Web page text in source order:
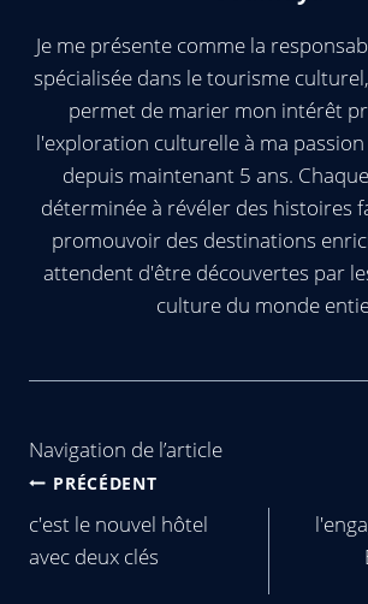
Je me présente comme la
spécialisée dans le tourisme
permet de marier mon intérêt
l'exploration culturelle à ma
depuis maintenant 5 ans.
déterminée à révéler des histoires
promouvoir des destinations
attendent d'être découvertes par
culture du monde
Navigation de l’article
PRÉCÉDENT
c'est le nouvel hôtel
avec deux clés